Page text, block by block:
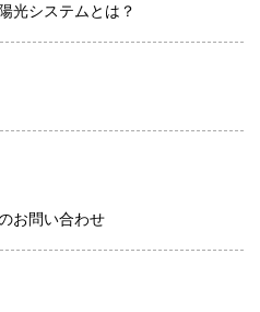
光システムとは？
お問い合わせ